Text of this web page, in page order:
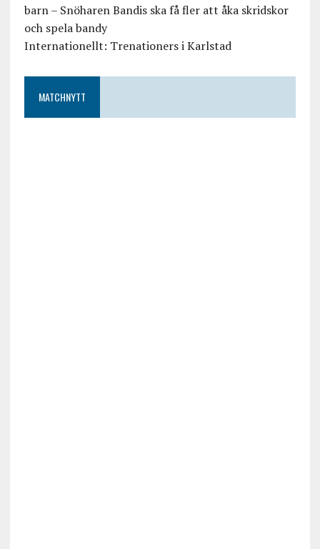
barn – Snöharen Bandis ska få fler att åka skridskor
och spela bandy
Internationellt: Trenationers i Karlstad
MATCHNYTT